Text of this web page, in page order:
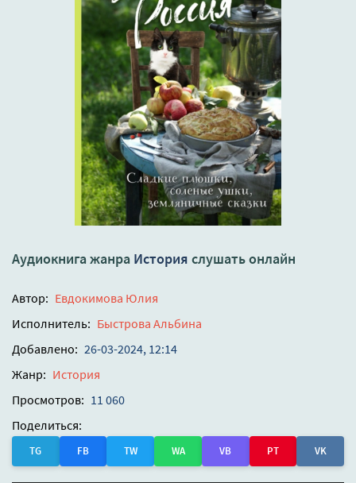
Аудиокнига жанра История слушать онлайн
Автор: Евдокимова Юлия
Исполнитель: Быстрова Альбина
Добавлено: 26-03-2024, 12:14
Жанр: История
Просмотров: 11 060
Поделиться:
TG FB TW WA VB PT VK